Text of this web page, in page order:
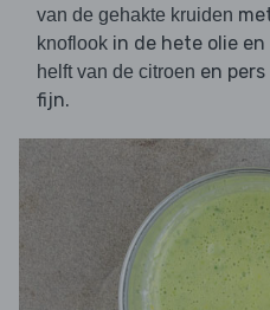
van de gehakte kruiden
knoflook in de hete olie en
helft van de citroen en pers
fijn.